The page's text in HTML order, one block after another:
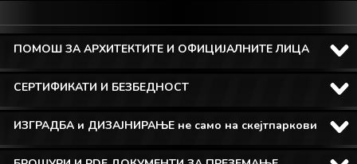
ПОМОШ ЗА АРХИТЕКТИТЕ И ОФИЦИЈАЛНИТЕ ЛИЦА
СЕРТИФИКАТИ И БЕЗБЕДНОСТ
ИЗГРАДБА и ДИЗАЈНИРАЊЕ не само на скејтпаркови